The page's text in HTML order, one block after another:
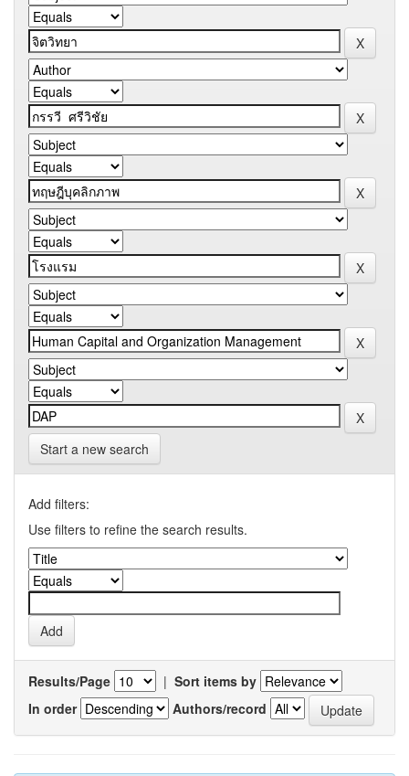
Start a new search
Add filters:
Use filters to refine the search results.
Results/Page | Sort items by
In order
Authors/record